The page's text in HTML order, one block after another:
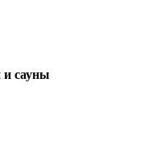
и сауны